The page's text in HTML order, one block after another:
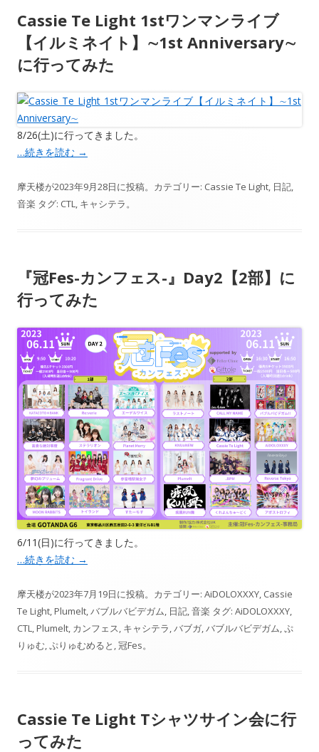
Cassie Te Light 1stワンマンライブ
【イルミネイト】∼1st Anniversary∼
に行ってみた
8/26(土)に行ってきました。
…続きを読む →
摩天楼が2023年9月28日に投稿。カテゴリー: Cassie Te Light, 日記,
音楽 タグ: CTL, キャシテラ。
『冠Fes-カンフェス-』Day2【2部】に
行ってみた
6/11(日)に行ってきました。
…続きを読む →
摩天楼が2023年7月19日に投稿。カテゴリー: AiDOLOXXXY, Cassie
Te Light,Plumelt,バブルバビデガム, 日記,音楽 タグ: AiDOLOXXXY,
CTL,Plumelt, カンフェス, キャシテラ,バブガ,バブルバビデガム,ぷ
りゅむ,ぷりゅむめると ,冠Fes。
Cassie Te Light Tシャツサイン会に行
ってみた